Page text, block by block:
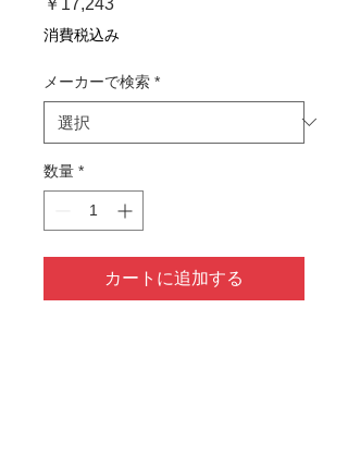
格
消費税込み
メーカーで検索 *
数量 *
カートに追加する